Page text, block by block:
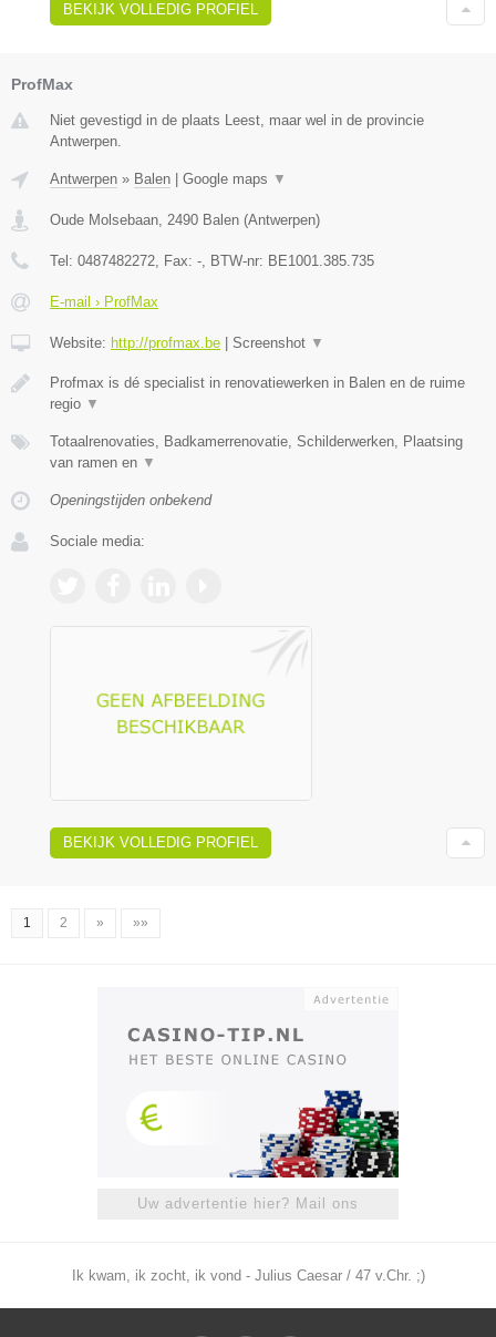
BEKIJK VOLLEDIG PROFIEL
ProfMax
Niet gevestigd in de plaats Leest, maar wel in de provincie
Antwerpen.
Antwerpen » Balen Google maps ▼
Oude Molsebaan 2490 Balen (Antwerpen)
Tel: 0487482272 , Fax: - , BTW-nr: BE1001.385.735
E-mail › ProfMax
Website: http://profmax.be Screenshot ▼
Profmax is dé specialist in renovatiewerken in Balen en de ruime
regio ▼
Totaalrenovaties, Badkamerrenovatie, Schilderwerken, Plaatsing
van ramen en ▼
Openingstijden onbekend
Sociale media:
BEKIJK VOLLEDIG PROFIEL
1 2 » »»
Uw advertentie hier? Mail ons
Ik kwam, ik zocht, ik vond - Julius Caesar / 47 v.Chr. ;)